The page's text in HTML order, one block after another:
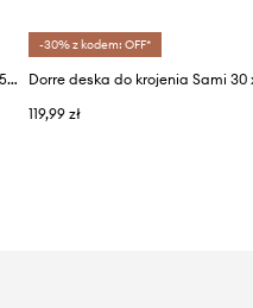
Dorre deska do krojenia Sami 37 x 27,5 cm
-30% z kodem: OFF*
119,99 zł